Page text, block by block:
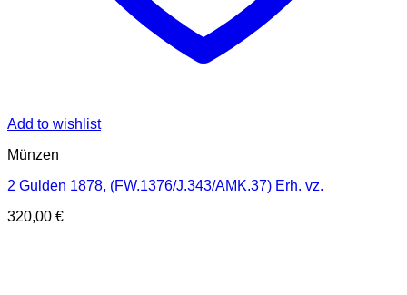
Add to wishlist
Münzen
2 Gulden 1878, (FW.1376/J.343/AMK.37) Erh. vz.
320,00 €